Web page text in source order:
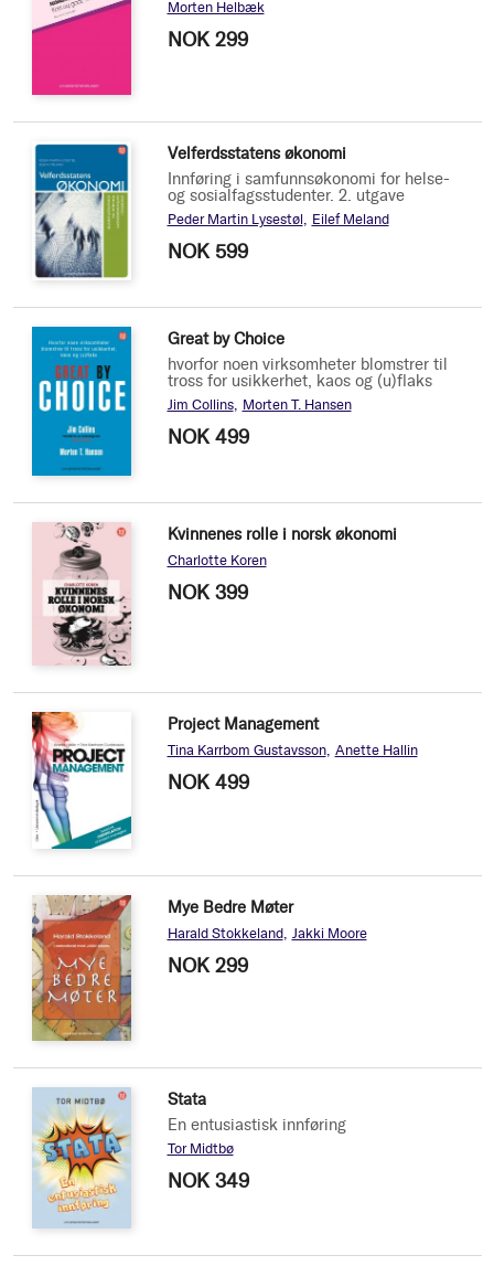
Morten Helbæk
NOK 299
Velferdsstatens økonomi
Innføring i samfunnsøkonomi for helse-
og sosialfagsstudenter. 2. utgave
Peder Martin Lysestøl Eilef Meland
NOK 599
Great by Choice
hvorfor noen virksomheter blomstrer til
tross for usikkerhet, kaos og (u)flaks
Jim Collins Morten T. Hansen
NOK 499
Kvinnenes rolle i norsk økonomi
Charlotte Koren
NOK 399
Project Management
Tina Karrbom Gustavsson Anette Hallin
NOK 499
Mye Bedre Møter
Harald Stokkeland Jakki Moore
NOK 299
Stata
En entusiastisk innføring
Tor Midtbø
NOK 349